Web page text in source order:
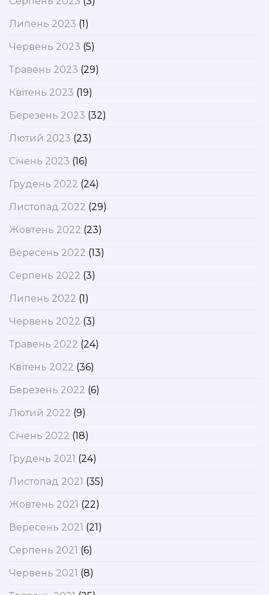
Липень 2023 (1)
Червень 2023 (5)
Травень 2023 (29)
Квітень 2023 (19)
Березень 2023 (32)
Лютий 2023 (23)
Січень 2023 (16)
Грудень 2022 (24)
Листопад 2022 (29)
Жовтень 2022 (23)
Вересень 2022 (13)
Серпень 2022 (3)
Липень 2022 (1)
Червень 2022 (3)
Травень 2022 (24)
Квітень 2022 (36)
Березень 2022 (6)
Лютий 2022 (9)
Січень 2022 (18)
Грудень 2021 (24)
Листопад 2021 (35)
Жовтень 2021 (22)
Вересень 2021 (21)
Серпень 2021 (6)
Червень 2021 (8)